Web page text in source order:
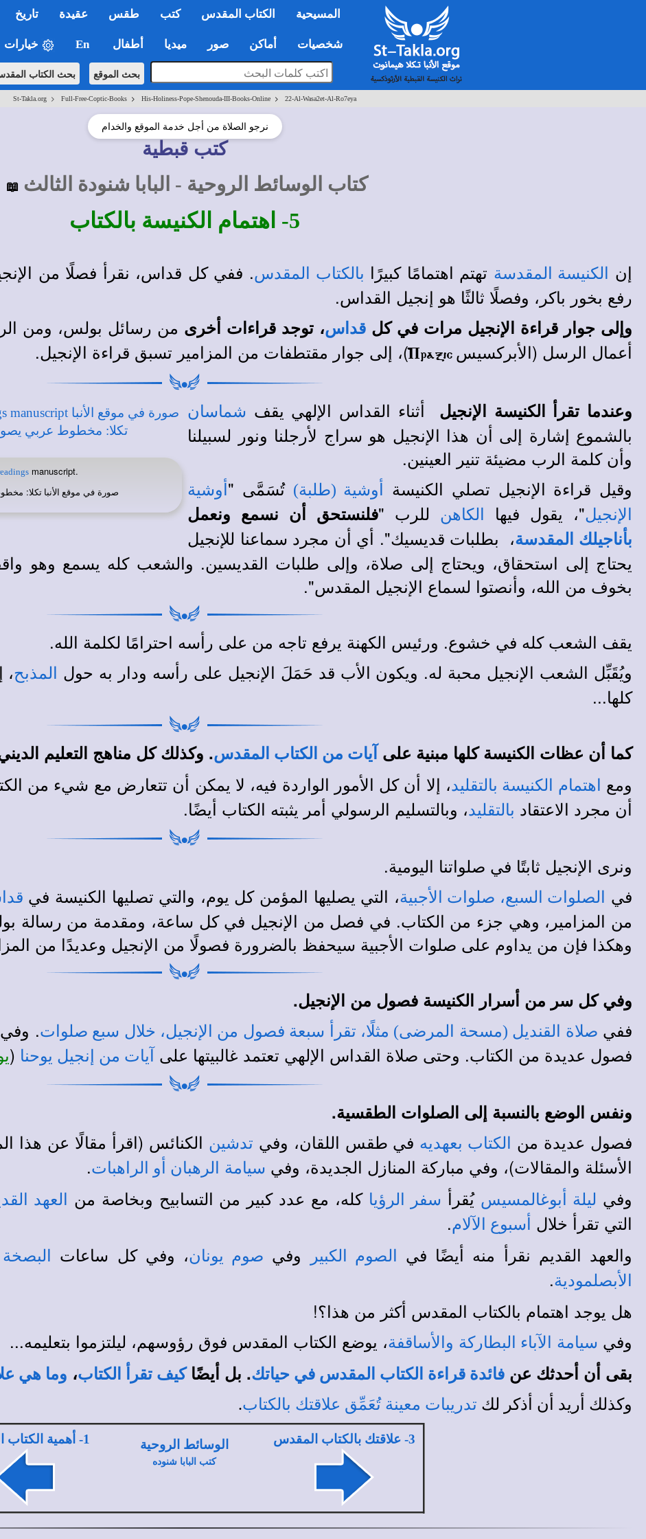
المسيحية الكتاب المقدس كتب طقس عقيدة تاريخ
شخصيات أماكن صور ميديا أطفال En خيارات
بحث الموقع بحث الكتاب
St-Takla.org > Full-Free-Coptic-Books > His-Holiness-Pope-Shenouda-III-Books-Online > 22-Al-Wasa2et-Al-Ro7eya
نرجو الصلاة من أجل خدمة الموقع والخدام
كتب قبطية
كتاب الوسائط الروحية - البابا شنودة الثالث 📖
5- اهتمام الكنيسة بالكتاب
إن الكنيسة المقدسة تهتم اهتمامًا كبيرًا بالكتاب المقدس. ففي كل قداس، نقرأ فصلًا من
رفع بخور باكر، وفصلًا ثالثًا هو إنجيل القداس.
وإلى جوار قراءة الإنجيل مرات في كل قداس، توجد قراءات أخرى من رسائل بولس، ومن
أعمال الرسل (الأبركسيس ``Pra[ic)، إلى جوار مقتطفات من المزامير تسبق قراءة الإنجيل.
manuscript.
صورة في موقع الأنبا تكلا:
وعندما تقرأ الكنيسة الإنجيل أثناء القداس الإلهي يقف شماسان
بالشموع إشارة إلى أن هذا الإنجيل هو سراج لأرجلنا ونور لسبيلنا
وأن كلمة الرب مضيئة تنير العينين.
وقيل قراءة الإنجيل تصلي الكنيسة
أوشية (طلبة) تُسَمَّى " أوشية
الإنجيل"، يقول فيها الكاهن للرب "فلنستحق أن نسمع ونعمل
بأناجيلك المقدسة، بطلبات قديسيك". أي أن مجرد سماعنا للإنجيل
يحتاج إلى استحقاق، ويحتاج إلى صلاة، وإلى طلبات القديسين. والشعب كله يسمع وهو
بخوف من الله، وأنصتوا لسماع الإنجيل المقدس".
يقف الشعب كله في خشوع. ورئيس الكهنة يرفع تاجه من على رأسه احترامًا لكلمة الله.
ويُقَبِّل الشعب الإنجيل محبة له. ويكون الأب قد حَمَلَ الإنجيل على رأسه ودار به حول
المذبح،
كلها...
كما أن عظات الكنيسة كلها مبنية على آيات من الكتاب المقدس. وكذلك كل مناهج التعليم
ومع اهتمام الكنيسة بالتقليد، إلا أن كل الأمور الواردة فيه، لا يمكن أن تتعارض مع شيء من
أن مجرد الاعتقاد بالتقليد، وبالتسليم الرسولي أمر يثبته الكتاب أيضًا.
ونرى الإنجيل ثابتًا في صلواتنا اليومية.
في
الصلوات السبع، صلوات الأجبية، التي يصليها المؤمن كل يوم، والتي تصليها الكنيسة في
من المزامير، وهي جزء من الكتاب. في فصل من الإنجيل في كل ساعة، ومقدمة من رسالة
وهكذا فإن من يداوم على صلوات الأجبية سيحفظ بالضرورة فصولًا من الإنجيل وعديدًا من
وفي كل سر من أسرار الكنيسة فصول من الإنجيل.
ففي صلاة القنديل (مسحة المرضى) مثلًا، تقرأ سبعة فصول من الإنجيل، خلال سبع صلوات. وفي
فصول عديدة من الكتاب. وحتى صلاة القداس الإلهي تعتمد غالبيتها على آيات من إنجيل يوحنا (يو 20:
ونفس الوضع بالنسبة إلى الصلوات الطقسية.
فصول عديدة من الكتاب بعهديه في طقس اللقان، وفي تدشين الكنائس (اقرأ مقالًا عن هذا
الأسئلة والمقالات)، وفي مباركة المنازل الجديدة، وفي سيامة الرهبان أو الراهبات.
وفي ليلة أبوغالمسيس يُقرأ سفر الرؤيا كله، مع عدد كبير من التسابيح وبخاصة من العهد
التي تقرأ خلال
أسبوع الآلام.
والعهد القديم نقرأ منه أيضًا في
الصوم الكبير وفي صوم يونان، وفي كل ساعات
الأبصلمودية.
هل يوجد اهتمام بالكتاب المقدس أكثر من هذا؟!
وفي سيامة الآباء البطاركة والأساقفة، يوضع الكتاب المقدس فوق رؤوسهم، ليلتزموا بتعليمه...
بقى أن أحدثك عن فائدة قراءة الكتاب المقدس في حياتك. بل أيضًاكيف تقرأ الكتاب، وما هي
وكذلك أريد أن أذكر لك تدريبات معينة تُعَمِّق علاقتك بالكتاب.
3- علاقتك بالكتاب المقدس الوسائط الروحية
كتب البابا شنوده
1- أهمية الكتاب المقدس